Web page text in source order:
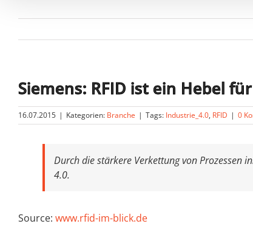
Siemens: RFID ist ein Hebel
16.07.2015 | Kategorien: Branche | Tags: Industrie_4.0, RFID | 0
Durch die stärkere Verkettung von Prozessen
4.0.
Source: www.rfid-im-blick.de